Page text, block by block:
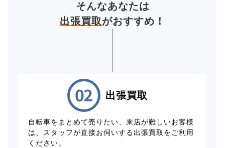
そんなあなたは
出張買取がおすすめ！
出張買取
自転車をまとめて売りたい、来店が難しいお客様
は、スタッフが直接お伺いする出張買取をご利用
ください。